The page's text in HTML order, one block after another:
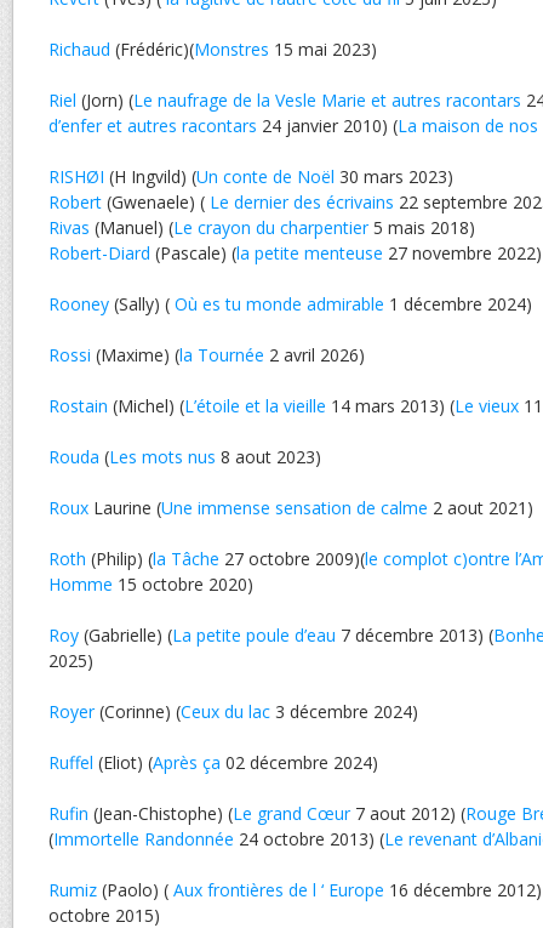
Richaud (Frédéric)(Monstres 15 mai 2023)
Riel (Jorn) (Le naufrage de la Vesle Marie et autres racontars
d’enfer et autres racontars 24 janvier 2010) (La maison de nos
RISHØI (H Ingvild) (Un conte de Noël 30 mars 2023)
Robert (Gwenaele) ( Le dernier des écrivains 22 septembre
Rivas (Manuel) (Le crayon du charpentier5 mais 2018)
Robert-Diard (Pascale) (la petite menteuse 27 novembre 2022)
Rooney (Sally) ( Où es tu monde admirable 1 décembre 2024)
Rossi (Maxime) (la Tournée 2 avril 2026)
Rostain (Michel) (L’étoile et la vieille 14 mars 2013) (Le vieux
Rouda (Les mots nus 8 aout 2023)
Roux Laurine (Une immense sensation de calme 2 aout 2021)
Roth (Philip) (la Tâche 27 octobre 2009)(le complot c)ontre
Homme 15 octobre 2020)
Roy (Gabrielle) (La petite poule d’eau 7 décembre 2013) (
2025)
Royer(Corinne) (Ceux du lac 3 décembre 2024)
Ruffel (Eliot) (Après ça 02 décembre 2024)
Rufin (Jean-Chistophe) (Le grand Cœur7 aout 2012) (Rouge
(Immortelle Randonnée 24 octobre 2013) (Le revenant
Rumiz (Paolo) ( Aux frontières de l ‘ Europe 16 décembre
octobre 2015)